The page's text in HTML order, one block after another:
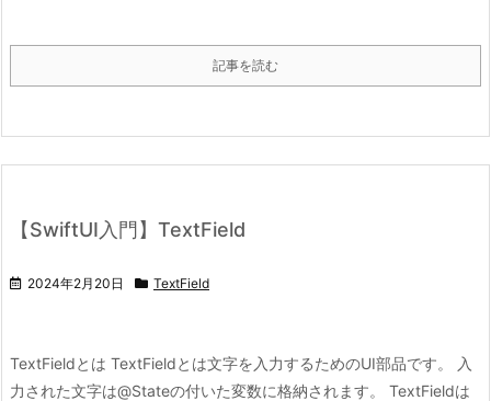
記事を読む
【SwiftUI入門】TextField
2024年2月20日 TextField
TextFieldとは TextFieldとは文字を入力するためのUI部品です。 入
力された文字は@Stateの付いた変数に格納されます。 TextFieldは